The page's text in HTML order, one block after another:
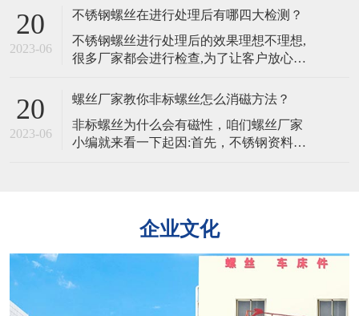
细。2
和长寿命的特点，不锈钢螺丝的韧性是其
能够承受冲击和振动的能力。不同的材质
会影响其韧性。​ 不锈钢螺丝的主要特
点是其抗腐蚀性，不同材质的不锈钢螺丝
同 不锈钢
20
2023-06
不锈钢螺丝在进行处理后有哪四大检测？
​不锈钢螺丝进行处理后的效果理想不理想,
很多厂家都会进行检查,为了让客户放心。
钢螺丝是否适合也可以自行检查,主要有以
丝外观的检验是从外观,电镀层等各方面进
行检验。二,螺丝镀层厚度的检验1、量具
20
2023-06
螺丝厂家教你非标螺丝怎么消磁方法？
​非标螺丝为什么会有磁性，咱们螺丝厂家
小编就来看一下起因:首先，不锈钢资料是
产生马氏体相变，铁素体跟马氏体都有磁
企业文化